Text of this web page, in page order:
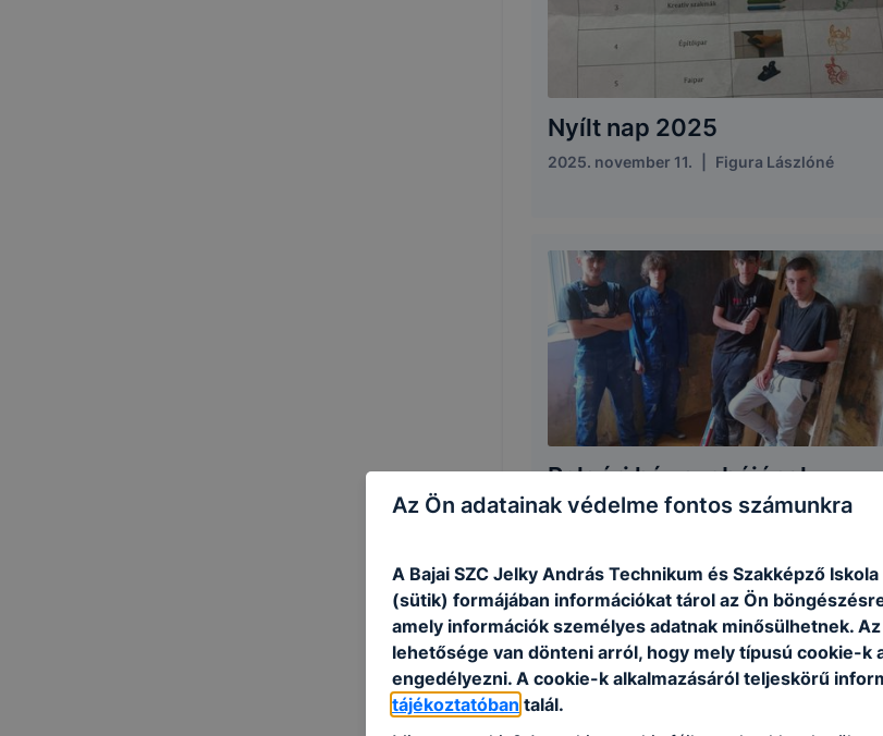
Nyílt nap 2025
2025. november 11. Figura Lászlóné
Polgári ház szobájának
felújítása
Az Ön adatainak védelme fontos számunkra
A Bajai SZC Jelky András Technikum és Szakképző
(sütik) formájában információkat tárol az Ön
amely információk személyes adatnak minősülhetnek. Az
lehetősége van dönteni arról, hogy mely típusú cookie-k
engedélyezni. A cookie-k alkalmazásáról teljeskörű
tájékoztatóban talál.